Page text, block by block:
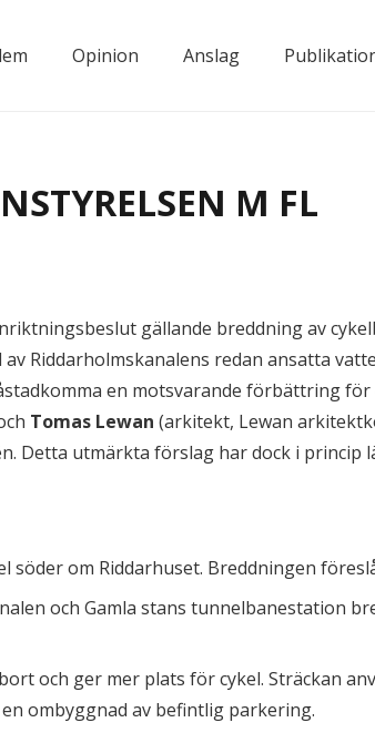
Opinion Anslag
M FL
gällande breddning av
Riddarholmskanalens redan ansatta
en motsvarande förbättring
Tomas Lewan (arkitekt, Lewan
Detta utmärkta förslag har dock i princip
söder om Riddarhuset. Breddningen
och Gamla stans tunnelbanestation
och ger mer plats för cykel. Sträckan
ombyggnad av befintlig parkering.